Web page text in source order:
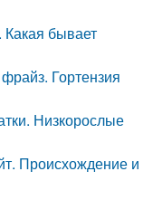
Какая бывает
Гортензия
Низкорослые
Происхождение и